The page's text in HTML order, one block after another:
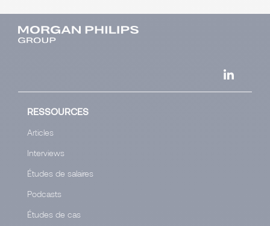
RESSOURCES
Articles
Interviews
Études de salaires
Podcasts
Études de cas